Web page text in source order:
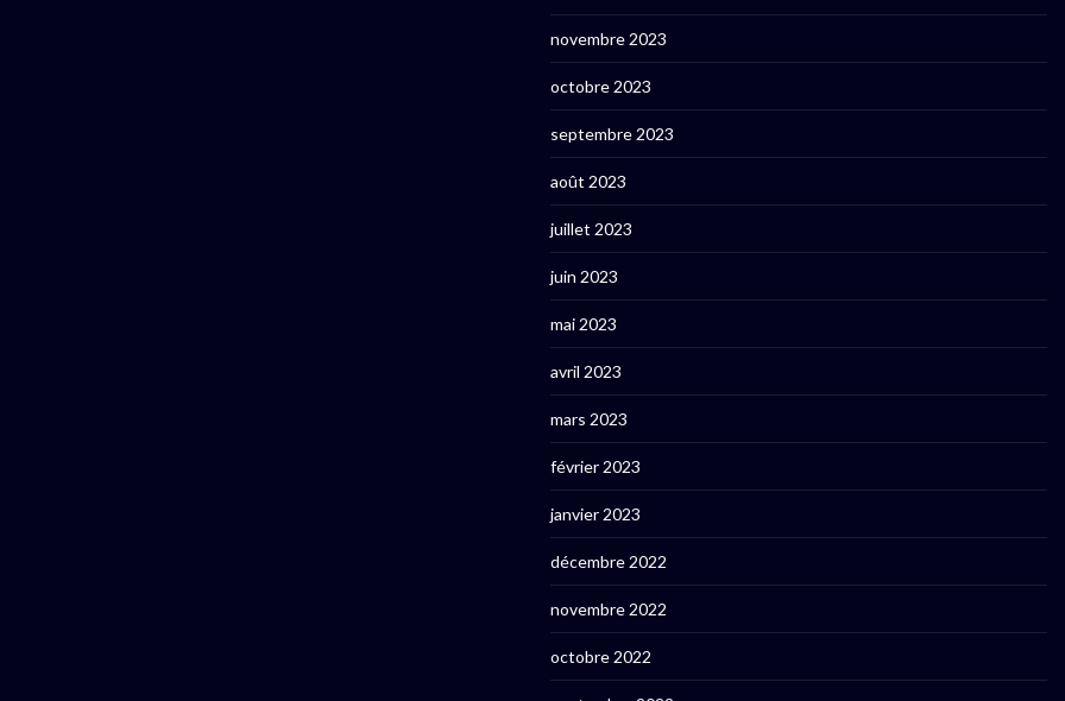
novembre 2023
octobre 2023
septembre 2023
août 2023
juillet 2023
juin 2023
mai 2023
avril 2023
mars 2023
février 2023
janvier 2023
décembre 2022
novembre 2022
octobre 2022